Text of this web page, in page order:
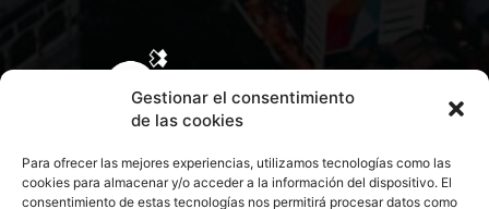
Gestionar el consentimiento
de las cookies
Para ofrecer las mejores experiencias, utilizamos tecnologías como las
cookies para almacenar y/o acceder a la información del dispositivo. El
consentimiento de estas tecnologías nos permitirá procesar datos como